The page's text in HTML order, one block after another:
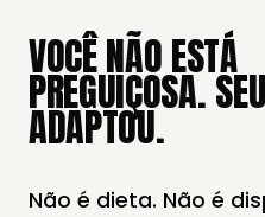
VOCÊ NÃO ESTÁ
PREGUIÇOSA.
ADAPTOU.
Não é dieta. Não é